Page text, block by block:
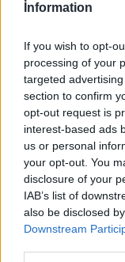
Information
If you wish to opt-
processing of your
targeted
section to confirm
opt-out request is
interest-based ads
us or personal
your opt-out. You
disclosure of your
IAB’s list of
also be disclosed
Downstream